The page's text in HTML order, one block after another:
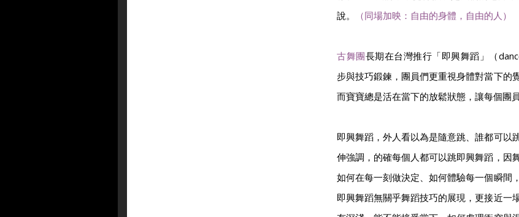
說。
（同場加映：自由的身體，自由的人）
古舞團長期在台灣推行「即興舞蹈」（
步與技巧鍛鍊，團員們更重視身體對當下的
而寶寶總是活在當下的放鬆狀態，讓每個團
即興舞蹈，外人看以為是隨意跳、誰都可以
伸強調，的確每個人都可以跳即興舞蹈，因
如何在每一刻做決定、如何體驗每一個瞬間
即興舞蹈無關乎舞蹈技巧的展現，更接近一